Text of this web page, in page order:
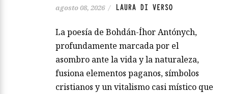
agosto 08, 2026 / LAURA DI VERSO
La poesía de Bohdán-Íhor Antónych,
profundamente marcada por el
asombro ante la vida y la naturaleza,
fusiona elementos paganos, símbolos
cristianos y un vitalismo casi místico que